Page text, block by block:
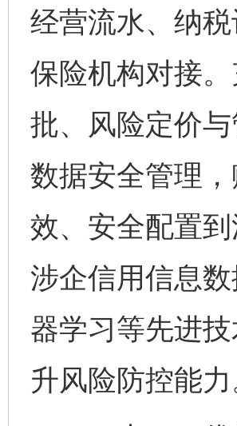
经营流水、纳
保险机构对接
批、风险定价
数据安全管理
效、安全配置
涉企信用信息
器学习等先进
升风险防控能